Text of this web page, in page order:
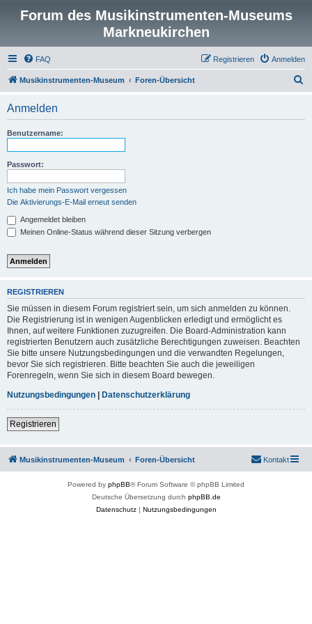
Forum des Musikinstrumenten-Museums
Markneukirchen
FAQ Anmelden
Registrieren
Musikinstrumenten-Museum Foren-Übersicht
Anmelden
Benutzername:
Passwort:
Ich habe mein Passwort vergessen
Die Aktivierungs-E-Mail erneut senden
Angemeldet bleiben
Meinen Online-Status während dieser Sitzung verbergen
REGISTRIEREN
Sie müssen in diesem Forum registriert sein, um sich anmelden zu können.
Die Registrierung ist in wenigen Augenblicken erledigt und ermöglicht es
Ihnen, auf weitere Funktionen zuzugreifen. Die Board-Administration kann
registrierten Benutzern auch zusätzliche Berechtigungen zuweisen. Beachten
Sie bitte unsere Nutzungsbedingungen und die verwandten Regelungen,
bevor Sie sich registrieren. Bitte beachten Sie auch die jeweiligen
Forenregeln, wenn Sie sich in diesem Board bewegen.
Nutzungsbedingungen | Datenschutzerklärung
Registrieren
Musikinstrumenten-Museum Foren-Übersicht Kontakt
Powered by phpBB® Forum Software © phpBB Limited
Deutsche Übersetzung durch phpBB.de
Datenschutz| Nutzungsbedingungen